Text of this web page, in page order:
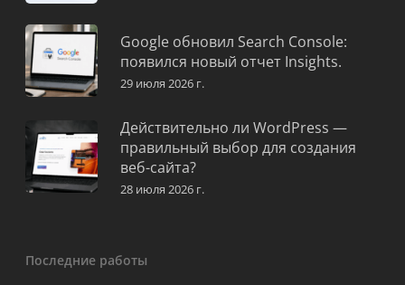
Google обновил Search Console:
появился новый отчет Insights.
29 июля 2026 г.
Действительно ли WordPress —
правильный выбор для создания
веб-сайта?
28 июля 2026 г.
Последние работы